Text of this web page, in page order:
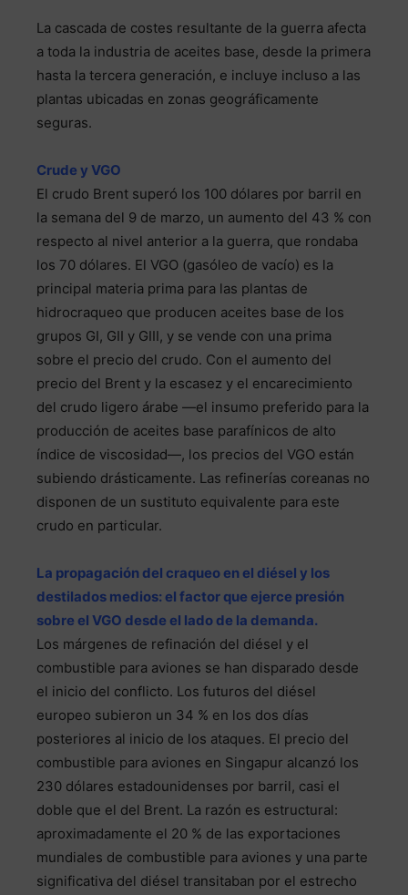
La cascada de costes resultante de la guerra afecta
a toda la industria de aceites base, desde la primera
hasta la tercera generación, e incluye incluso a las
plantas ubicadas en zonas geográficamente
seguras.
Crude y VGO
El crudo Brent superó los 100 dólares por barril en
la semana del 9 de marzo, un aumento del 43 % con
respecto al nivel anterior a la guerra, que rondaba
los 70 dólares. El VGO (gasóleo de vacío) es la
principal materia prima para las plantas de
hidrocraqueo que producen aceites base de los
grupos GI, GII y GIII, y se vende con una prima
sobre el precio del crudo. Con el aumento del
precio del Brent y la escasez y el encarecimiento
del crudo ligero árabe —el insumo preferido para la
producción de aceites base parafínicos de alto
índice de viscosidad—, los precios del VGO están
subiendo drásticamente. Las refinerías coreanas no
disponen de un sustituto equivalente para este
crudo en particular.
La propagación del craqueo en el diésel y los
destilados medios: el factor que ejerce presión
sobre el VGO desde el lado de la demanda.
Los márgenes de refinación del diésel y el
combustible para aviones se han disparado desde
el inicio del conflicto. Los futuros del diésel
europeo subieron un 34 % en los dos días
posteriores al inicio de los ataques. El precio del
combustible para aviones en Singapur alcanzó los
230 dólares estadounidenses por barril, casi el
doble que el del Brent. La razón es estructural:
aproximadamente el 20 % de las exportaciones
mundiales de combustible para aviones y una parte
significativa del diésel transitaban por el estrecho